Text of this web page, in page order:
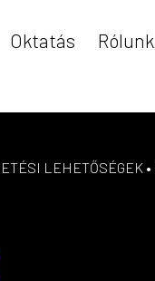
Oktatás Rólunk
LEHETŐSÉGEK•